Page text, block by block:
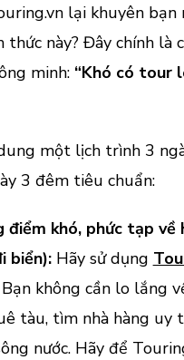
lại khuyên
thức này? Đây chính là
minh: “Khó có tour
một lịch trình 3
3 đêm tiêu chuẩn:
điểm khó, phức tạp về
biển):Hãy sử dụng
không cần lo lắng
tàu, tìm nhà hàng uy
nước. Hãy để